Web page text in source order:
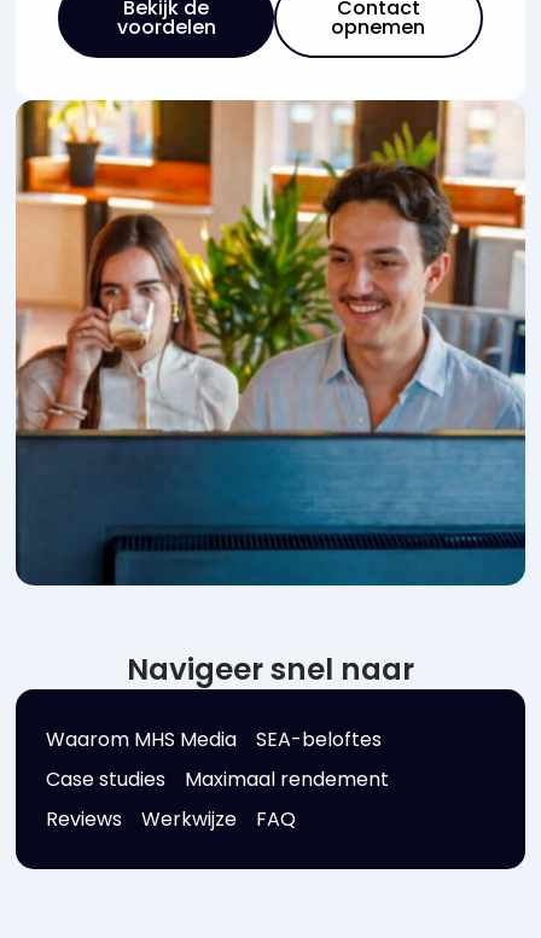
Bekijk de
voordelen
Contact
opnemen
Navigeer snel naar
Waarom MHS Media
SEA-beloftes
Case studies
Maximaal rendement
Reviews
Werkwijze FAQ